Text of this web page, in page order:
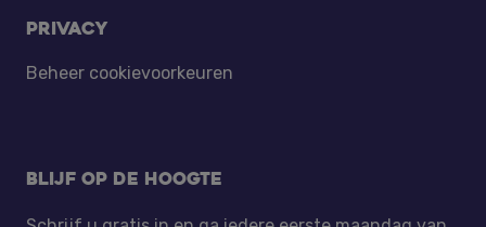
Privacy
Beheer cookievoorkeuren
Blijf op de hoogte